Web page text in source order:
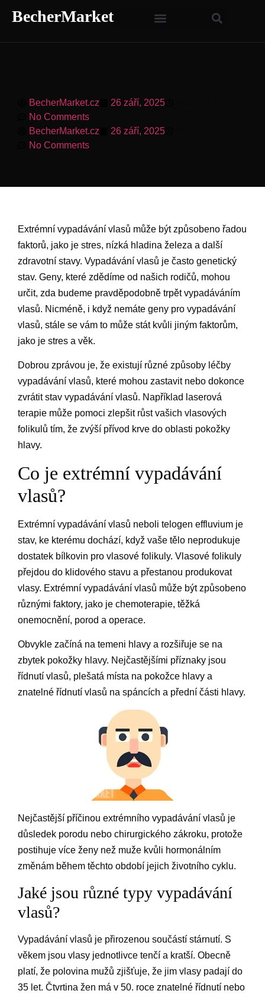
BecherMarket
BecherMarket.cz 26 září, 2025
No Comments
BecherMarket.cz
26 září, 2025
No Comments
Extrémní vypadávání vlasů může být způsobeno řadou
faktorů, jako je stres, nízká hladina železa a další
zdravotní stavy. Vypadávání vlasů je často genetický
stav. Geny, které zdědíme od našich rodičů, mohou
určit, zda budeme pravděpodobně trpět vypadáváním
vlasů. Nicméně, i když nemáte geny pro vypadávání
vlasů, stále se vám to může stát kvůli jiným faktorům,
jako je stres a věk.
Dobrou zprávou je, že existují různé způsoby léčby
vypadávání vlasů, které mohou zastavit nebo dokonce
zvrátit stav vypadávání vlasů. Například laserová
terapie může pomoci zlepšit růst vašich vlasových
folikulů tím, že zvýší přívod krve do oblasti pokožky
hlavy.
Co je extrémní vypadávání
vlasů?
Extrémní vypadávání vlasů neboli telogen effluvium je
stav, ke kterému dochází, když vaše tělo neprodukuje
dostatek bílkovin pro vlasové folikuly. Vlasové folikuly
přejdou do klidového stavu a přestanou produkovat
vlasy. Extrémní vypadávání vlasů může být způsobeno
různými faktory, jako je chemoterapie, těžká
onemocnění, porod a operace.
Obvykle začíná na temeni hlavy a rozšiřuje se na
zbytek pokožky hlavy. Nejčastějšími příznaky jsou
řídnutí vlasů, plešatá místa na pokožce hlavy a
znatelné řídnutí vlasů na spáncích a přední části hlavy.
Nejčastější příčinou extrémního vypadávání vlasů je
důsledek porodu nebo chirurgického zákroku, protože
postihuje více ženy než muže kvůli hormonálním
změnám během těchto období jejich životního cyklu.
Jaké jsou různé typy vypadávání
vlasů?
Vypadávání vlasů je přirozenou součástí stárnutí. S
věkem jsou vlasy jednotlivce tenčí a kratší. Obecně
platí, že polovina mužů zjišťuje, že jim vlasy padají do
35 let. Čtvrtina žen má v 50. roce znatelné řídnutí nebo